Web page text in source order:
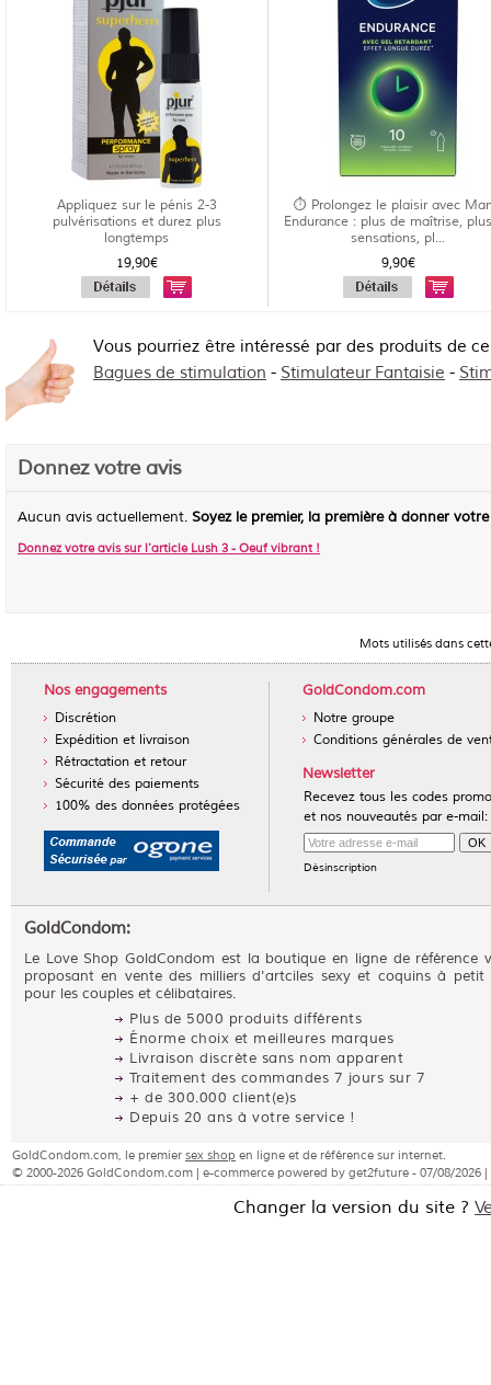
Appliquez sur le pénis 2-3
pulvérisations et durez plus
longtemps
19,90€
⏱️ Prolongez le plaisir avec
Endurance : plus de maîtrise,
sensations, pl...
9,90€
Vous pourriez être intéressé par des produits de
Bagues de stimulation - Stimulateur Fantaisie -
Donnez votre avis
Aucun avis actuellement. Soyez le premier, la première à donner
Donnez votre avis sur l'article Lush 3 - Oeuf vibrant !
Mots utilisés dans
Nos engagements
Discrétion
Expédition et livraison
Rétractation et retour
Sécurité des paiements
100% des données protégées
GoldCondom.com
Notre groupe
Conditions générales de
Newsletter
Recevez tous les codes
et nos nouveautés par e-mail:
Désinscription
GoldCondom:
Le Love Shop GoldCondom est la boutique en ligne de référence
proposant en vente des milliers d'artciles sexy et coquins à petit
pour les couples et célibataires.
Plus de 5000 produits différents
Énorme choix et meilleures marques
Livraison discrète sans nom apparent
Traitement des commandes 7 jours sur 7
+ de 300.000 client(e)s
Depuis 20 ans à votre service !
GoldCondom.com, le premier sex shop en ligne et de référence sur internet.
© 2000-2026 GoldCondom.com | e-commerce powered by get2future - 07/08/2026 |
Changer la version du site ?